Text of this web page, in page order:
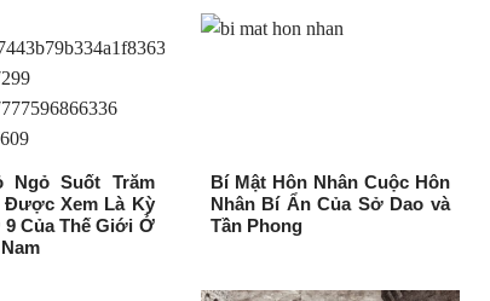
Ngỏ Suốt Trăm
Được Xem Là Kỳ
Của Thế Giới Ở
Bí Mật Hôn Nhân Cuộc Hôn
Nhân Bí Ẩn Của Sở Dao và
Tần Phong